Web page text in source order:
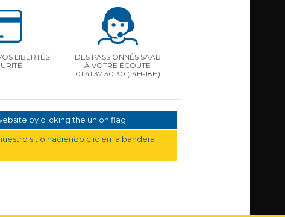
LIBERTÉS
DES PASSIONNÉS SAAB
À VOTRE ÉCOUTE
01 41 37 30 30 (14H-18H)
by clicking the union flag.
sitio haciendo clic en la bandera